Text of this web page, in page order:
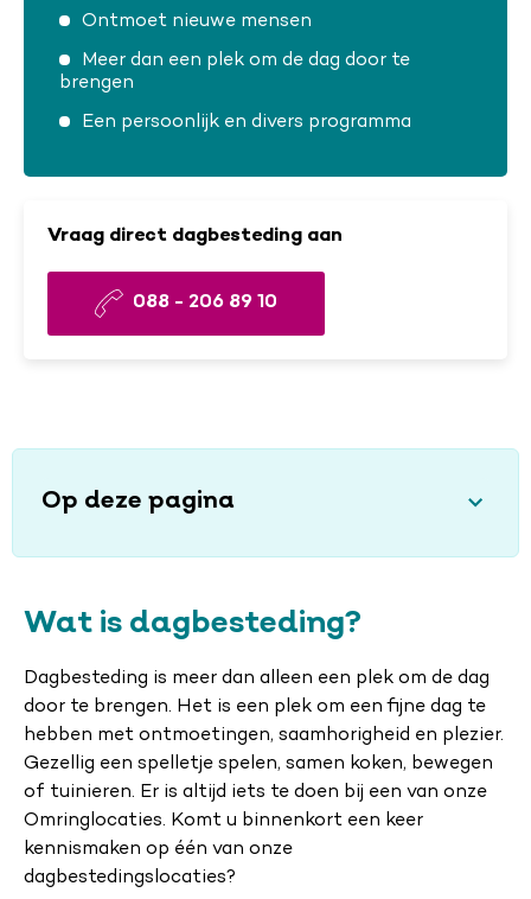
Ontmoet nieuwe mensen
Meer dan een plek om de dag door te
brengen
Een persoonlijk en divers programma
Vraag direct dagbesteding aan
088 - 206 89 10
Op deze pagina
Wat is dagbesteding?
Dagbesteding is meer dan alleen een plek om de dag
door te brengen. Het is een plek om een fijne dag te
hebben met ontmoetingen, saamhorigheid en plezier.
Gezellig een spelletje spelen, samen koken, bewegen
of tuinieren. Er is altijd iets te doen bij een van onze
Omringlocaties. Komt u binnenkort een keer
kennismaken op één van onze
dagbestedingslocaties?